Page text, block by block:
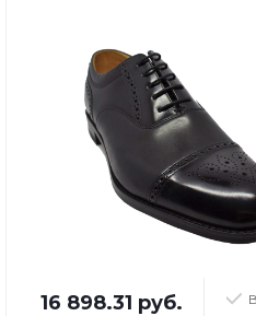
16 898.31 руб.